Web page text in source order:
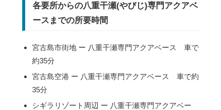
各要所からの八重干瀬(やびじ)専門アクアベ
ースまでの所要時間
宮古島市街地 ー 八重干瀬専門アクアベース 車で
約35分
宮古島空港 ー 八重干瀬専門アクアベース 車で約
35分
シギラリゾート周辺 ー 八重干瀬専門アクアベー